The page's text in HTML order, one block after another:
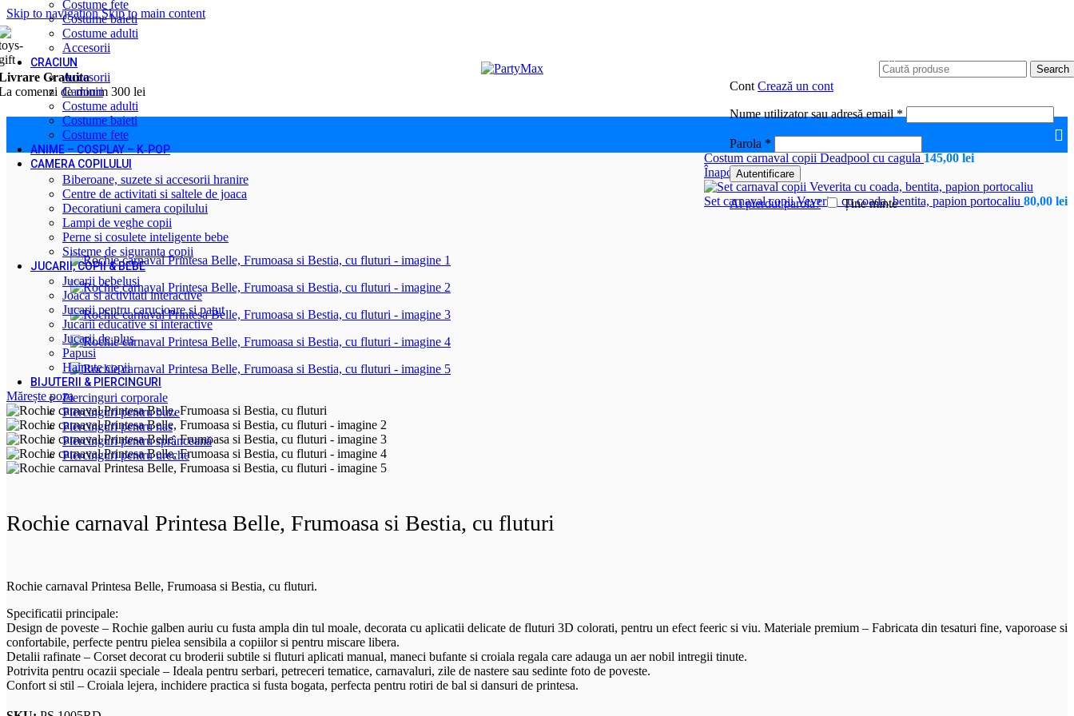
Skip to navigationSkip to main content
Gratuita
comenzi de minim 300 lei
Search
Costume fete
Costume baieti
Costume adulti
Accesorii
CRACIUN
Accesorii
Cadouri
Costume adulti
Costume baieti
Costume fete
ANIME – COSPLAY – K‑POP
CAMERA COPILULUI
Biberoane, suzete si accesorii hranire
Centre de activitati si saltele de joaca
Decoratiuni camera copilului
Lampi de veghe copii
Perne si cosulete inteligente bebe
Sisteme de siguranta copii
JUCARII, COPII & BEBE
Jucarii bebelusi
Joaca si activitati interactive
Jucarii pentru carucioare si patut
Jucarii educative si interactive
Jucarii de plus
Papusi
Hainute copii
BIJUTERII & PIERCINGURI
Piercinguri corporale
Piercinguri pentru buze
Piercinguri pentru nas
Piercinguri pentru sprânceană
Piercinguri pentru ureche
Cont Crează un cont
Nume utilizator sau adresă email*
Parola *
Autentificare
Ai pierdut parola? Ține minte
Prima pagină/ Serbari scolare/ Primavara
Costum carnaval copii Deadpool cu cagula 145,00 lei
Înapoi la produse
Set carnaval copii Veverita cu coada, bentita, papion portocaliu 80,00 lei
Mărește poza
Rochie carnaval Printesa Belle, Frumoasa si Bestia, cu fluturi
Rochie carnaval Printesa Belle, Frumoasa si Bestia, cu fluturi.
Specificatii principale:
Design de poveste – Rochie galben auriu cu fusta ampla din tul moale, decorata cu aplicatii delicate de fluturi 3D colorati, pentru un efect feeric si viu. Materiale premium – Fabricata din tesaturi fine, vaporoase si
confortabile, perfecte pentru pielea sensibila a copiilor si pentru miscare libera.
Detalii rafinate – Corset decorat cu broderii subtile si fluturi aplicati manual, maneci bufante si croiala regala care adauga un aer nobil intregii tinute.
Potrivita pentru ocazii speciale – Ideala pentru serbari, petreceri tematice, carnavaluri, zile de nastere sau sedinte foto de poveste.
Confort si stil – Croiala lejera, inchidere practica si fusta bogata, perfecta pentru rotiri de bal si dansuri de printesa.